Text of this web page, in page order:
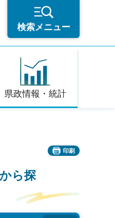
検索メニュー
県政情報・統計
印刷
ら探